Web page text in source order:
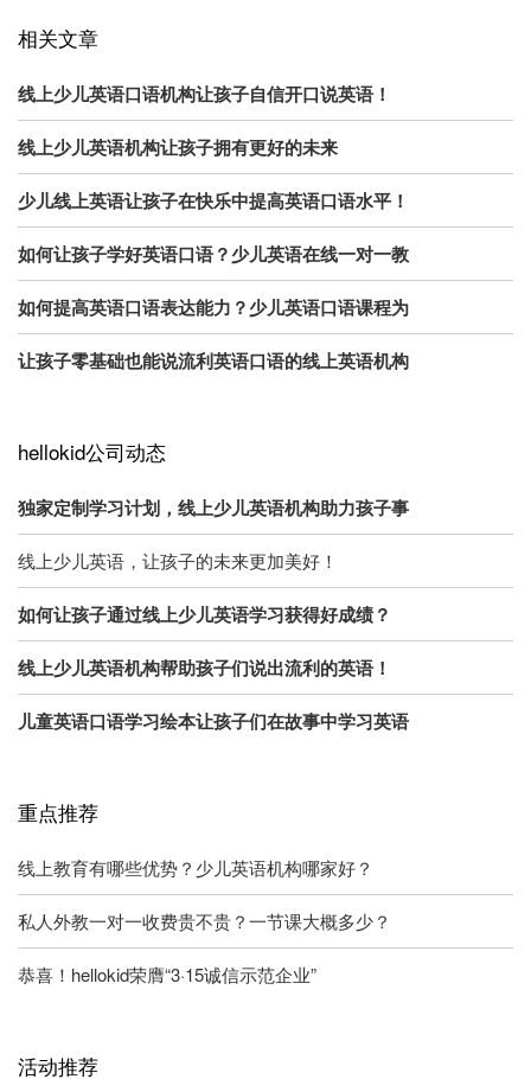
相关文章
线上少儿英语口语机构让孩子自信开口说英语！
线上少儿英语机构让孩子拥有更好的未来
少儿线上英语让孩子在快乐中提高英语口语水平！
如何让孩子学好英语口语？少儿英语在线一对一教
如何提高英语口语表达能力？少儿英语口语课程为
让孩子零基础也能说流利英语口语的线上英语机构
hellokid公司动态
独家定制学习计划，线上少儿英语机构助力孩子事
线上少儿英语，让孩子的未来更加美好！
如何让孩子通过线上少儿英语学习获得好成绩？
线上少儿英语机构帮助孩子们说出流利的英语！
儿童英语口语学习绘本让孩子们在故事中学习英语
重点推荐
线上教育有哪些优势？少儿英语机构哪家好？
私人外教一对一收费贵不贵？一节课大概多少？
恭喜！hellokid荣膺“3·15诚信示范企业”
活动推荐